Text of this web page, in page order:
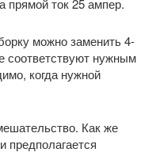
прямой ток 25 ампер.
можно заменить 4-
соответствуют нужным
когда нужной
Как же
предполагается